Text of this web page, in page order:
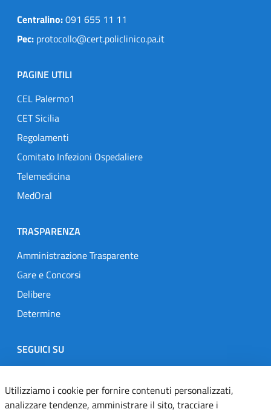
Centralino:091 655 11 11
Pec: protocollo@cert.policlinico.pa.it
PAGINE UTILI
CEL Palermo1
CET Sicilia
Regolamenti
Comitato Infezioni Ospedaliere
Telemedicina
MedOral
TRASPARENZA
Amministrazione Trasparente
Gare e Concorsi
Delibere
Determine
SEGUICI SU
Designers Italia
TwitterInstagramYoutubeLinkedin
Utilizziamo i cookie per fornire contenuti personalizzati,
analizzare tendenze, amministrare il sito, tracciare i